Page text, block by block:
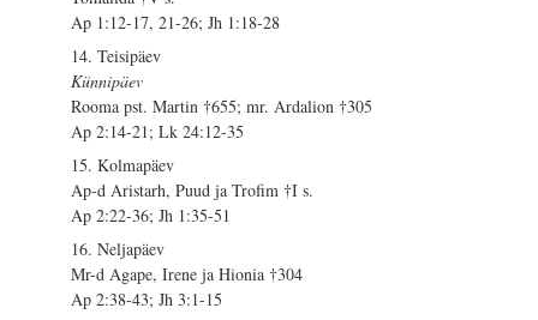
Ap 1:12-17, 21-26; Jh 1:18-28
14. Teisipäev
Künnipäev
Rooma pst. Martin †655; mr. Ardalion †305
Ap 2:14-21; Lk 24:12-35
15. Kolmapäev
Ap-d Aristarh, Puud ja Trofim †I s.
Ap 2:22-36; Jh 1:35-51
16. Neljapäev
Mr-d Agape, Irene ja Hionia †304
Ap 2:38-43; Jh 3:1-15